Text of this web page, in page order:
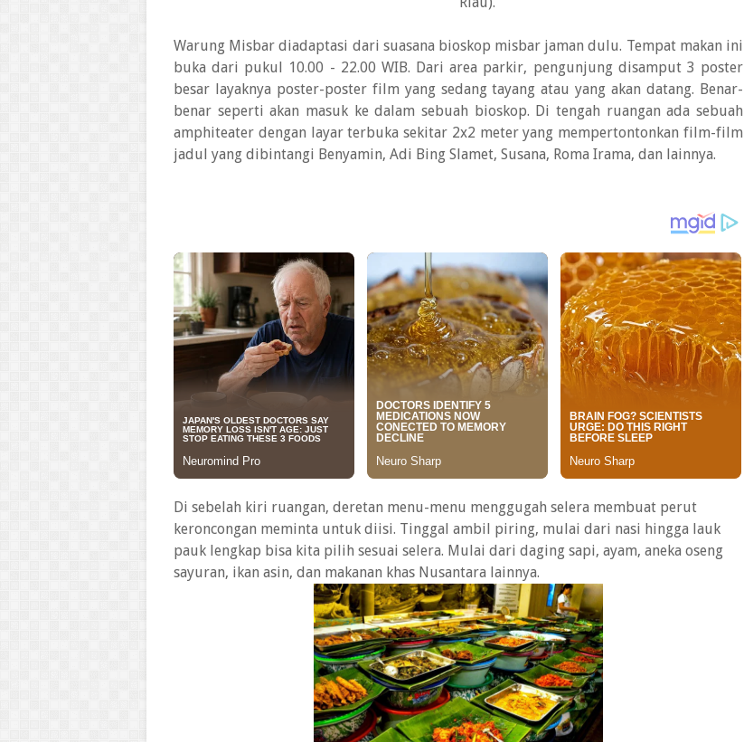
Warung Misbar diadaptasi dari suasana bioskop misbar jaman dulu. Tempat makan ini
buka dari pukul 10.00 - 22.00 WIB. Dari area parkir, pengunjung disamput 3 poster
besar layaknya poster-poster film yang sedang tayang atau yang akan datang. Benar-
benar seperti akan masuk ke dalam sebuah bioskop. Di tengah ruangan ada sebuah
amphiteater dengan layar terbuka sekitar 2x2 meter yang mempertontonkan film-film
jadul yang dibintangi Benyamin, Adi Bing Slamet, Susana, Roma Irama, dan lainnya.
Di sebelah kiri ruangan, deretan menu-menu menggugah selera membuat perut
keroncongan meminta untuk diisi. Tinggal ambil piring, mulai dari nasi hingga lauk
pauk lengkap bisa kita pilih sesuai selera. Mulai dari daging sapi, ayam, aneka oseng
sayuran, ikan asin, dan makanan khas Nusantara lainnya.